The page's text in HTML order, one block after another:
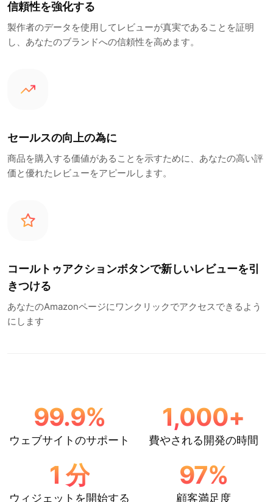
信頼性を強化する
製作者のデータを使用してレビューが真実であることを証明
し、あなたのブランドへの信頼性を高めます。
セールスの向上の為に
商品を購入する価値があることを示すために、あなたの高い評
価と優れたレビューをアピールします。
コールトゥアクションボタンで新しいレビューを引
きつける
あなたのAmazonページにワンクリックでアクセスできるよう
にします
99.9%
ウェブサイトのサポート
1,000+
費やされる開発の時間
1 分
ウィジェットを開始する
97%
顧客満足度